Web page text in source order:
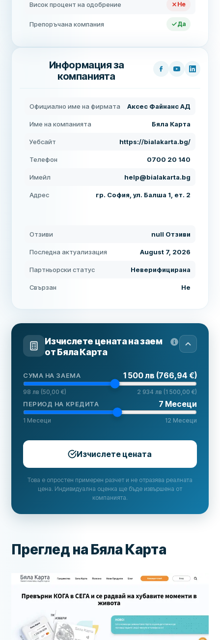
Висок процент на одобрение Не
Препоръчана компания Да
Информация за
компанията
Официално име на фирмата Аксес Файнанс АД
Име на компанията Бяла Карта
Уебсайт https://bialakarta.bg/
Телефон 0700 20 140
Имейл help@bialakarta.bg
Адрес гр. София, ул. Балша 1, ет. 2
Отзиви null Отзиви
Последна актуализация August 7, 2026
Партньорски статус Неверифицирана
Свързан Не
Изчислете цената на заем
отБяла Карта
СУМА НА ЗАЕМА 1 500 лв (766,94 €)
98 лв (50,00 €) 2 934 лв (1 500,00 €)
ПЕРИОД НА КРЕДИТА 7 Месеци
1 Месеци 12 Месеци
Изчислете цената
Това е опростен примерен разчет и не отразява реалната
цена. Индивидуална оценка ще бъде извършена от
компанията.
Преглед на Бяла Карта